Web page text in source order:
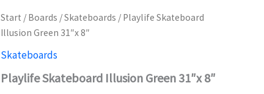
Start / Boards /Skateboards / Playlife Skateboard
Illusion Green 31″x 8″
Skateboards
Playlife Skateboard Illusion Green 31″x 8″